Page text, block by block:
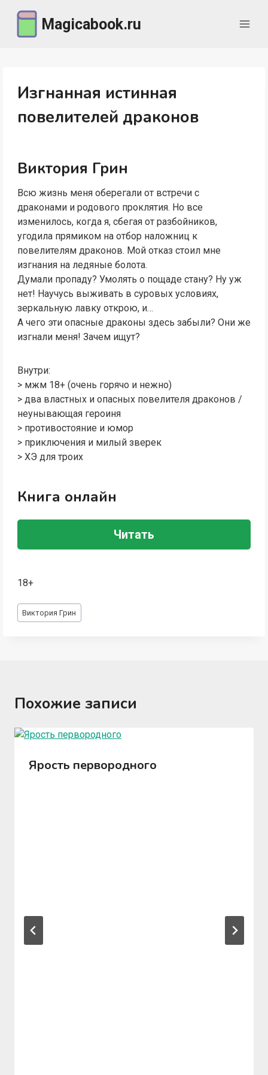
содержимому
Magicabook.ru
Изгнанная истинная
повелителей драконов
Виктория Грин
Всю жизнь меня оберегали от встречи с
драконами и родового проклятия. Но все
изменилось, когда я, сбегая от разбойников,
угодила прямиком на отбор наложниц к
повелителям драконов. Мой отказ стоил мне
изгнания на ледяные болота.
Думали пропаду? Умолять о пощаде стану? Ну уж
нет! Научусь выживать в суровых условиях,
зеркальную лавку открою, и…
А чего эти опасные драконы здесь забыли? Они же
изгнали меня! Зачем ищут?
Внутри:
> мжм 18+ (очень горячо и нежно)
> два властных и опасных повелителя драконов /
неунывающая героиня
> противостояние и юмор
> приключения и милый зверек
> ХЭ для троих
Книга онлайн
Читать
18+
Метки
записи:
Виктория Грин
Похожие записи
Ярость первородного